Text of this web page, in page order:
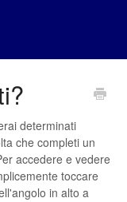
determinati
che completi un
accedere e vedere
toccare
in alto a